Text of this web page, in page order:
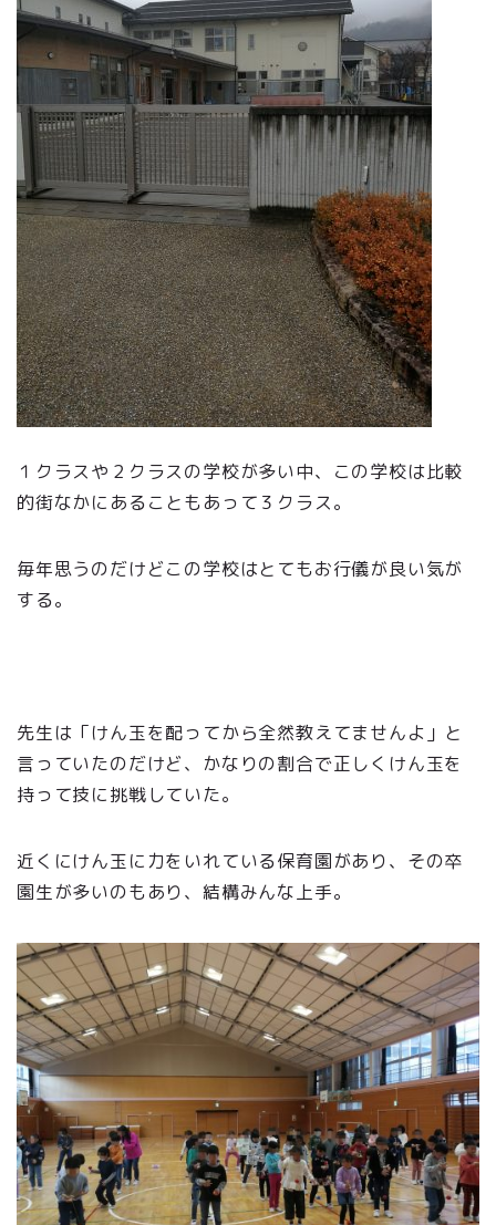
１クラスや２クラスの学校が多い中、この学校は比較
的街なかにあることもあって３クラス。
毎年思うのだけどこの学校はとてもお行儀が良い気が
する。
先生は「けん玉を配ってから全然教えてませんよ」と
言っていたのだけど、かなりの割合で正しくけん玉を
持って技に挑戦していた。
近くにけん玉に力をいれている保育園があり、その卒
園生が多いのもあり、結構みんな上手。